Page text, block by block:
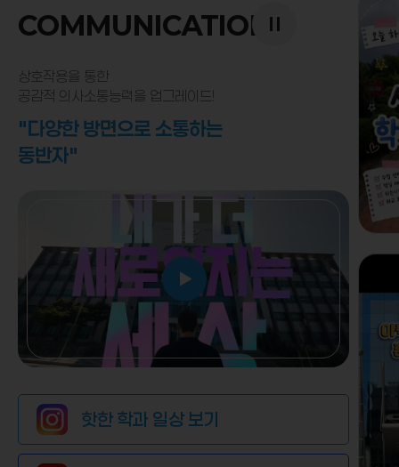
자세히 보기
자세히 보기
자세히 보기
COMMUNICATION
상호작용을 통한
공감적 의사소통능력을 업그레이드!
"다양한 방면으로 소통하는
동반자"
핫한 학과 일상 보기